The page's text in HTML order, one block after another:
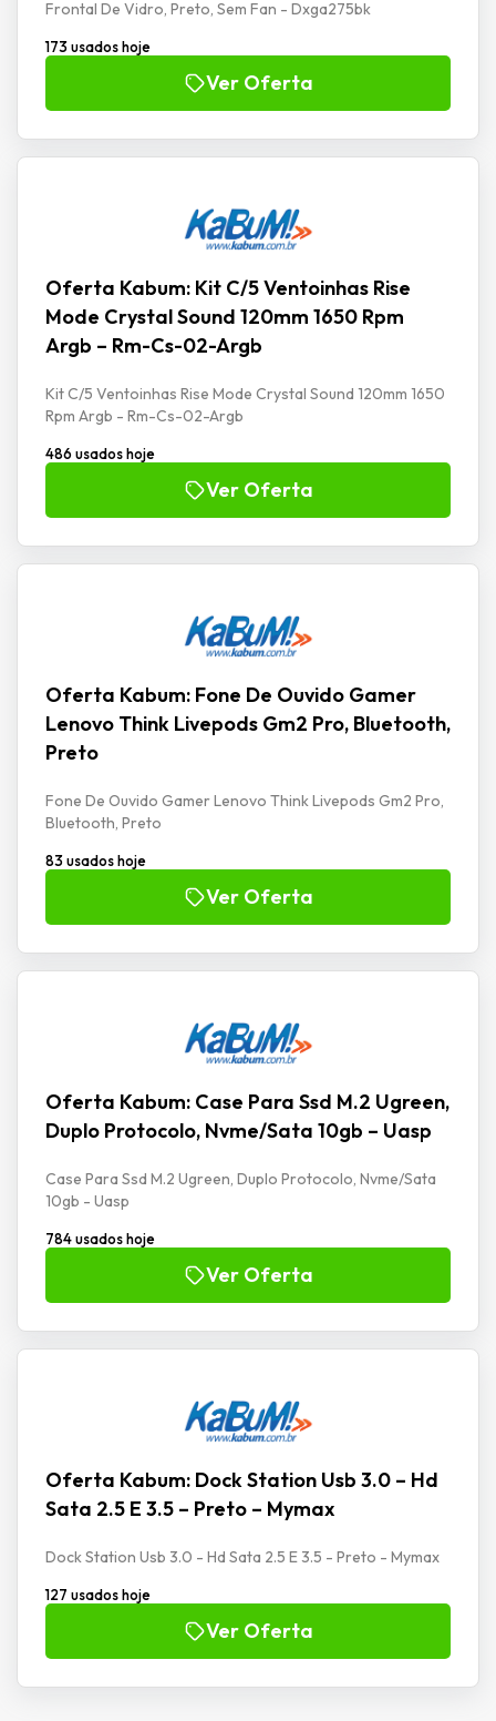
Frontal De Vidro, Preto, Sem Fan - Dxga275bk
173 usados hoje
Ver Oferta
Oferta Kabum: Kit C/5 Ventoinhas Rise
Mode Crystal Sound 120mm 1650 Rpm
Argb – Rm-Cs-02-Argb
Kit C/5 Ventoinhas Rise Mode Crystal Sound 120mm 1650
Rpm Argb - Rm-Cs-02-Argb
486 usados hoje
Ver Oferta
Oferta Kabum: Fone De Ouvido Gamer
Lenovo Think Livepods Gm2 Pro, Bluetooth,
Preto
Fone De Ouvido Gamer Lenovo Think Livepods Gm2 Pro,
Bluetooth, Preto
83 usados hoje
Ver Oferta
Oferta Kabum: Case Para Ssd M.2 Ugreen,
Duplo Protocolo, Nvme/Sata 10gb – Uasp
Case Para Ssd M.2 Ugreen, Duplo Protocolo, Nvme/Sata
10gb - Uasp
784 usados hoje
Ver Oferta
Oferta Kabum: Dock Station Usb 3.0 – Hd
Sata 2.5 E 3.5 – Preto – Mymax
Dock Station Usb 3.0 - Hd Sata 2.5 E 3.5 - Preto - Mymax
127 usados hoje
Ver Oferta